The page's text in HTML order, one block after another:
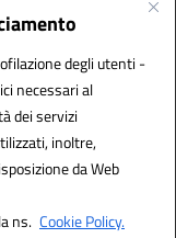
degli utenti -
necessari al
dei servizi
inoltre,
da Web
ns. Cookie Policy.
istsc_saic87700c
S.r.l.